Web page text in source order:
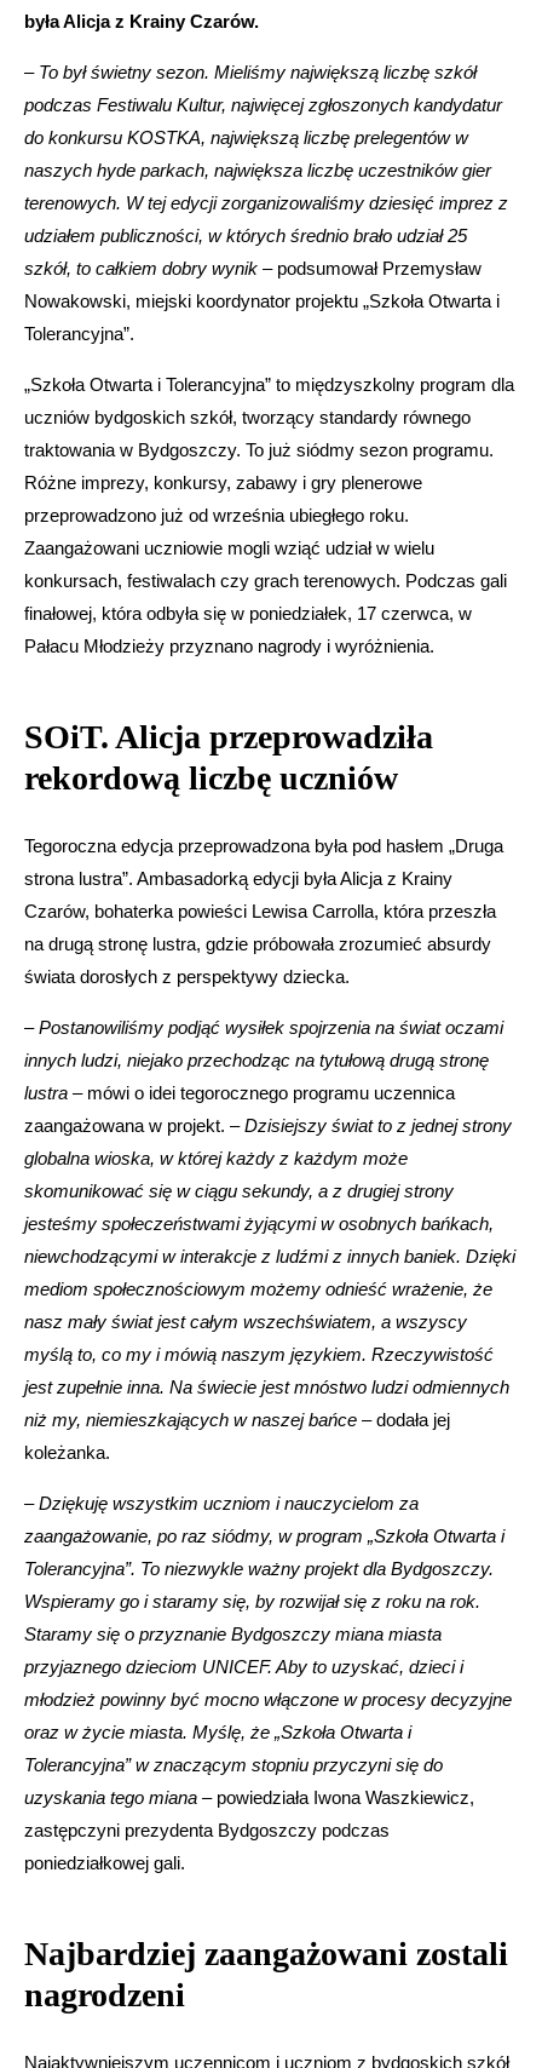
była Alicja z Krainy Czarów.
– To był świetny sezon. Mieliśmy największą liczbę szkół
podczas Festiwalu Kultur, najwięcej zgłoszonych kandydatur
do konkursu KOSTKA, największą liczbę prelegentów w
naszych hyde parkach, największa liczbę uczestników gier
terenowych. W tej edycji zorganizowaliśmy dziesięć imprez z
udziałem publiczności, w których średnio brało udział 25
szkół, to całkiem dobry wynik – podsumował Przemysław
Nowakowski, miejski koordynator projektu „Szkoła Otwarta i
Tolerancyjna”.
„Szkoła Otwarta i Tolerancyjna” to międzyszkolny program dla
uczniów bydgoskich szkół, tworzący standardy równego
traktowania w Bydgoszczy. To już siódmy sezon programu.
Różne imprezy, konkursy, zabawy i gry plenerowe
przeprowadzono już od września ubiegłego roku.
Zaangażowani uczniowie mogli wziąć udział w wielu
konkursach, festiwalach czy grach terenowych. Podczas gali
finałowej, która odbyła się w poniedziałek, 17 czerwca, w
Pałacu Młodzieży przyznano nagrody i wyróżnienia.
SOiT. Alicja przeprowadziła
rekordową liczbę uczniów
Tegoroczna edycja przeprowadzona była pod hasłem „Druga
strona lustra”. Ambasadorką edycji była Alicja z Krainy
Czarów, bohaterka powieści Lewisa Carrolla, która przeszła
na drugą stronę lustra, gdzie próbowała zrozumieć absurdy
świata dorosłych z perspektywy dziecka.
–Postanowiliśmy podjąć wysiłek spojrzenia na świat oczami
innych ludzi, niejako przechodząc na tytułową drugą stronę
lustra – mówi o idei tegorocznego programu uczennica
zaangażowana w projekt. –Dzisiejszy świat to z jednej strony
globalna wioska, w której każdy z każdym może
skomunikować się w ciągu sekundy, a z drugiej strony
jesteśmy społeczeństwami żyjącymi w osobnych bańkach,
niewchodzącymi w interakcje z ludźmi z innych baniek. Dzięki
mediom społecznościowym możemy odnieść wrażenie, że
nasz mały świat jest całym wszechświatem, a wszyscy
myślą to, co my i mówią naszym językiem. Rzeczywistość
jest zupełnie inna. Na świecie jest mnóstwo ludzi odmiennych
niż my, niemieszkających w naszej bańce – dodała jej
koleżanka.
– Dziękuję wszystkim uczniom i nauczycielom za
zaangażowanie, po raz siódmy, w program „Szkoła Otwarta i
Tolerancyjna”. To niezwykle ważny projekt dla Bydgoszczy.
Wspieramy go i staramy się, by rozwijał się z roku na rok.
Staramy się o przyznanie Bydgoszczy miana miasta
przyjaznego dzieciom UNICEF. Aby to uzyskać, dzieci i
młodzież powinny być mocno włączone w procesy decyzyjne
oraz w życie miasta. Myślę, że „Szkoła Otwarta i
Tolerancyjna” w znaczącym stopniu przyczyni się do
uzyskania tego miana – powiedziała Iwona Waszkiewicz,
zastępczyni prezydenta Bydgoszczy podczas
poniedziałkowej gali.
Najbardziej zaangażowani zostali
nagrodzeni
Najaktywniejszym uczennicom i uczniom z bydgoskich szkół